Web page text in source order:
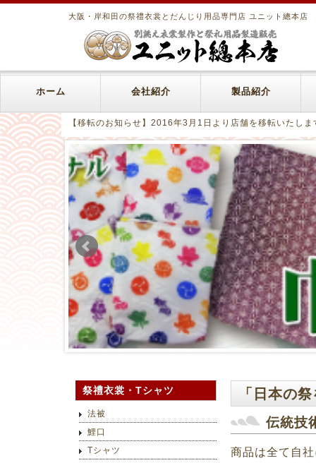
大阪・岸和田の祭禮衣裳とだんじり用品専門店 ユニット總本店
ホーム 会社紹介 製品紹介
【移転のお知らせ】2016年3月1日より店舗を移転いたしま
「日本の
伝統技
商品は全て自
祭禮衣裳・Tシャツ
法被
鯉口
Tシャツ